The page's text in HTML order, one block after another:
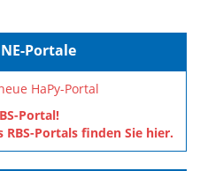
Portale
HaPy-Portal
Portal!
RBS-Portals finden Sie hier.